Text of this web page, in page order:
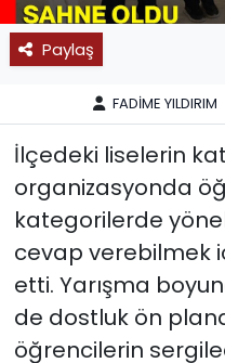
Paylaş
FADİME YILDIRIM
İlçedeki liselerin
organizasyonda
kategorilerde
cevap verebilmek
etti. Yarışma
de dostluk ön
öğrencilerin